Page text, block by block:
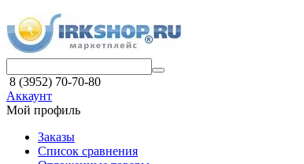
8 (3952) 70-70-80
Аккаунт
Мой профиль
Заказы
Список сравнения